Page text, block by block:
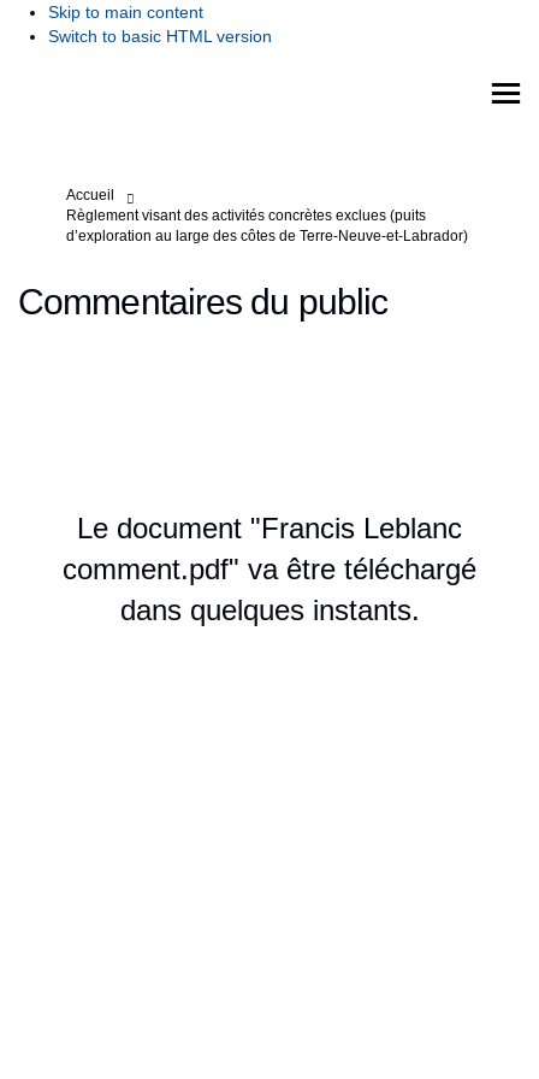
Skip to main content
Switch to basic HTML version
Vous êtes ici:
Accueil
Règlement visant des activités concrètes exclues (puits
d’exploration au large des côtes de Terre-Neuve-et-Labrador)
Commentaires du public
Le document "Francis Leblanc
comment.pdf" va être téléchargé
dans quelques instants.